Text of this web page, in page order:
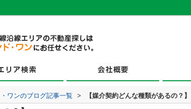
ワンのブログ記事一覧 > 【媒介契約どんな種類があるの？】